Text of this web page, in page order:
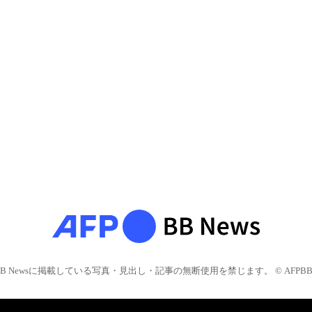
Newsに掲載している写真・見出し・記事の無断使用を禁じます。 © AFPBB